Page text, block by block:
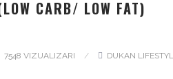
CARB/ LOW FAT)
7548 VIZUALIZARI DUKAN